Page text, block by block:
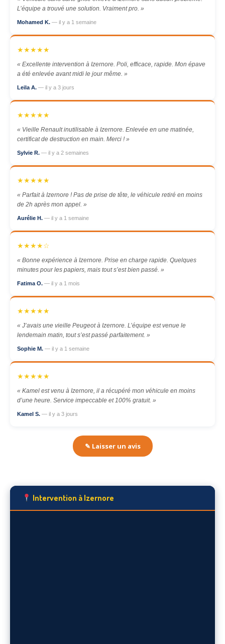
L’équipe a trouvé une solution. Vraiment pro. »
Mohamed K. — il y a 1 semaine
★★★★★
« Excellente intervention à Izernore. Poli, efficace, rapide. Mon épave
a été enlevée avant midi le jour même. »
Leila A. — il y a 3 jours
★★★★★
« Vieille Renault inutilisable à Izernore. Enlevée en une matinée,
certificat de destruction en main. Merci ! »
Sylvie R. — il y a 2 semaines
★★★★★
« Parfait à Izernore ! Pas de prise de tête, le véhicule retiré en moins
de 2h après mon appel. »
Aurélie H. — il y a 1 semaine
★★★★☆
« Bonne expérience à Izernore. Prise en charge rapide. Quelques
minutes pour les papiers, mais tout s’est bien passé. »
Fatima O. — il y a 1 mois
★★★★★
« J’avais une vieille Peugeot à Izernore. L’équipe est venue le
lendemain matin, tout s’est passé parfaitement. »
Sophie M. — il y a 1 semaine
★★★★★
« Kamel est venu à Izernore, il a récupéré mon véhicule en moins
d’une heure. Service impeccable et 100% gratuit. »
Kamel S. — il y a 3 jours
✎ Laisser un avis
Intervention à Izernore